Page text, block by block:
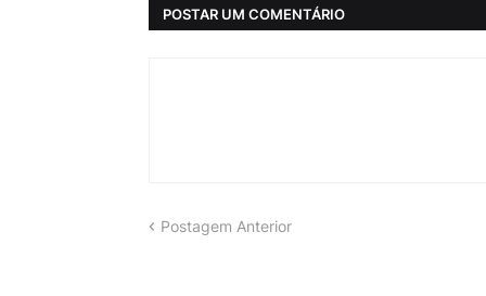
POSTAR UM COMENTÁRIO
Postagem Anterior